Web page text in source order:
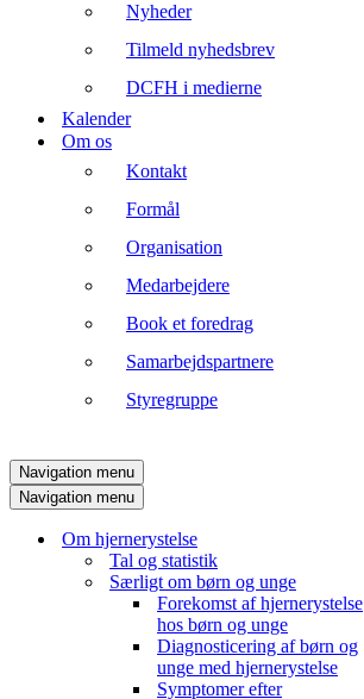
Nyheder
Tilmeld nyhedsbrev
DCFH i medierne
Kalender
Om os
Kontakt
Formål
Organisation
Medarbejdere
Book et foredrag
Samarbejdspartnere
Styregruppe
Navigation menu
Navigation menu
Om hjernerystelse
Tal og statistik
Særligt om børn og unge
Forekomst af hjernerystelse
hos børn og unge
Diagnosticering af børn og
unge med hjernerystelse
Symptomer efter